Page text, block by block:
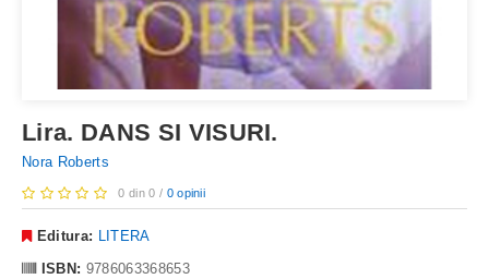
Lira. DANS SI VISURI.
Nora Roberts
0 din 0 / 0 opinii
Editura: LITERA
ISBN: 9786063368653